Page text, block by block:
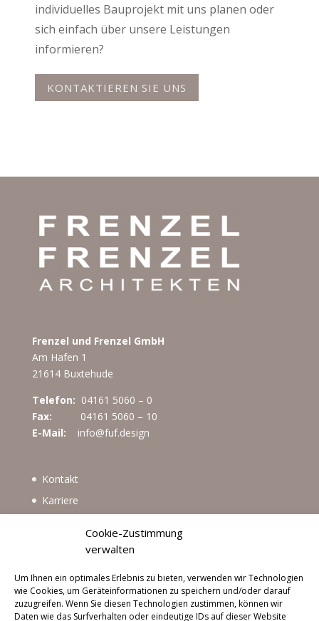
Cookie-Zustimmung
verwalten
Um Ihnen ein optimales Erlebnis zu bieten, verwenden wir Technologien
wie Cookies, um Geräteinformationen zu speichern und/oder darauf
zuzugreifen. Wenn Sie diesen Technologien zustimmen, können wir
Daten wie das Surfverhalten oder eindeutige IDs auf dieser Website
individuelles Bauprojekt mit uns planen oder
sich einfach über unsere Leistungen
informieren?
KONTAKTIEREN SIE UNS
Frenzel und Frenzel GmbH
Am Hafen 1
21614 Buxtehude
Telefon: 04161 5060 – 0
Fax:
04161 5060 – 10
E-Mail:
info@fuf.design
Kontakt
Karriere
Datenschutzerklärung